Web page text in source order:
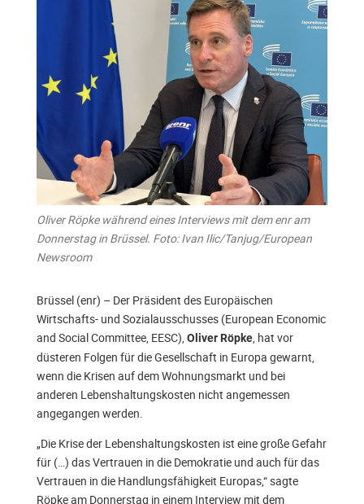
Oliver Röpke während eines Interviews mit dem enr am
Donnerstag in Brüssel. Foto: Ivan Ilic/Tanjug/European
Newsroom
Brüssel (enr) – Der Präsident des Europäischen
Wirtschafts- und Sozialausschusses (European Economic
and Social Committee, EESC), Oliver Röpke, hat vor
düsteren Folgen für die Gesellschaft in Europa gewarnt,
wenn die Krisen auf dem Wohnungsmarkt und bei
anderen Lebenshaltungskosten nicht angemessen
angegangen werden.
„Die Krise der Lebenshaltungskosten ist eine große Gefahr
für (…) das Vertrauen in die Demokratie und auch für das
Vertrauen in die Handlungsfähigkeit Europas,“ sagte
Röpke am Donnerstag in einem Interview mit dem